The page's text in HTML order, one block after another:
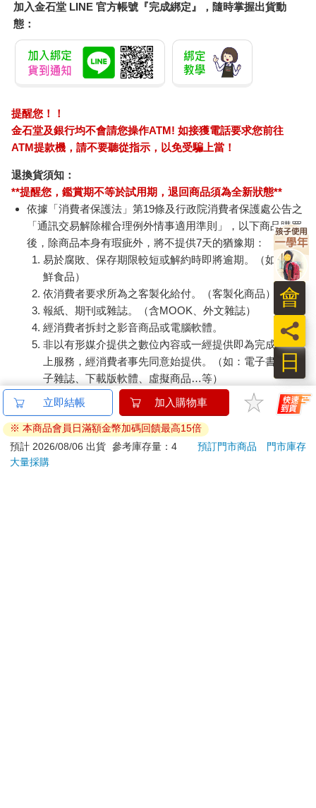
加入金石堂 LINE 官方帳號『完成綁定』，隨時掌握出貨動
態：
提醒您！！
金石堂及銀行均不會請您操作ATM! 如接獲電話要求您前往
ATM提款機，請不要聽從指示，以免受騙上當！
退換貨須知：
**提醒您，鑑賞期不等於試用期，退回商品須為全新狀態**
依據「消費者保護法」第19條及行政院消費者保護處公告之
「通訊交易解除權合理例外情事適用準則」，以下商品購買
後，除商品本身有瑕疵外，將不提供7天的猶豫期：
易於腐敗、保存期限較短或解約時即將逾期。（如：生
鮮食品）
依消費者要求所為之客製化給付。（客製化商品）
報紙、期刊或雜誌。（含MOOK、外文雜誌）
經消費者拆封之影音商品或電腦軟體。
非以有形媒介提供之數位內容或一經提供即為完成之線
上服務，經消費者事先同意始提供。（如：電子書、電
子雜誌、下載版軟體、虛擬商品…等）
已拆封之個人衛生用品。（如：內衣褲、刮鬍刀、除毛
若非上列種類商品，均享有到貨7天的猶豫期（含例假
日）。
辦理退換貨時，商品（組合商品恕無法接受單獨退貨）必須
日
員
會